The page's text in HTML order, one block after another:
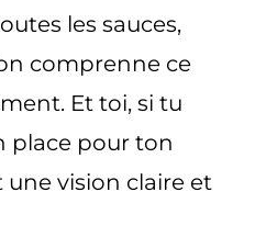
les sauces,
comprenne ce
Et toi, si tu
place pour ton
une vision claire et